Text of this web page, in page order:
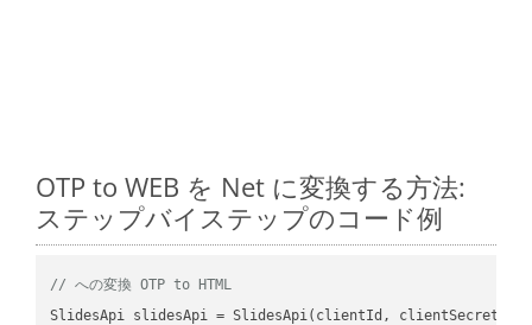
OTP to WEB を Net に変換する方法:
ステップバイステップのコード例
// への変換 OTP to HTML
SlidesApi slidesApi = SlidesApi(clientId, clientSecret);